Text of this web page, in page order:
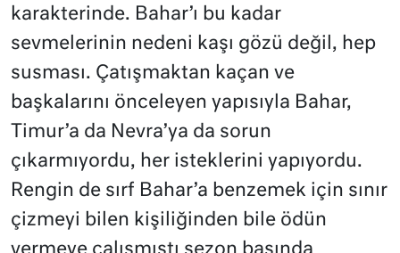
karakterinde. Bahar’ı bu kadar
sevmelerinin nedeni kaşı gözü değil, hep
susması. Çatışmaktan kaçan ve
başkalarını önceleyen yapısıyla Bahar,
Timur’a da Nevra’ya da sorun
çıkarmıyordu, her isteklerini yapıyordu.
Rengin de sırf Bahar’a benzemek için sınır
çizmeyi bilen kişiliğinden bile ödün